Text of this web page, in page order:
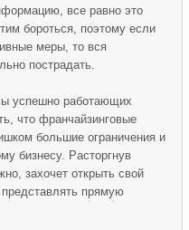
все равно это
бороться, поэтому если
меры, то вся
пострадать.
успешно работающих
что франчайзинговые
большие ограничения и
бизнесу. Расторгнув
захочет открыть свой
прямую